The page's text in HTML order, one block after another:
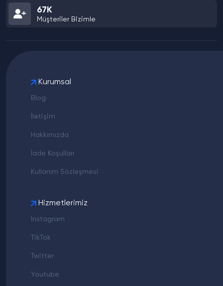
67K
Müşteriler Bizimle
Kurumsal
Blog
İletişim
Hakkımızda
İade Koşulları
Kullanım Sözleşmesi
Hizmetlerimiz
Instagram
TikTok
Twitter
Youtube